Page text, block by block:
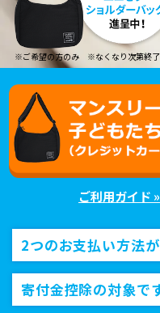
※ご希望の方のみ ※なくなり次第終了
ご利用ガイド »
2つのお支払い方法
寄付金控除の対象で